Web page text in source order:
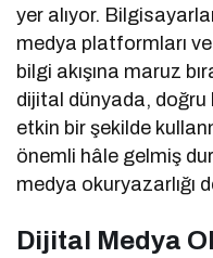
yer alıyor.
medya platformları
bilgi akışına maruz
dijital dünyada, doğru
etkin bir şekilde
önemli hâle gelmiş
medya okuryazarlığı
Dijital Medya